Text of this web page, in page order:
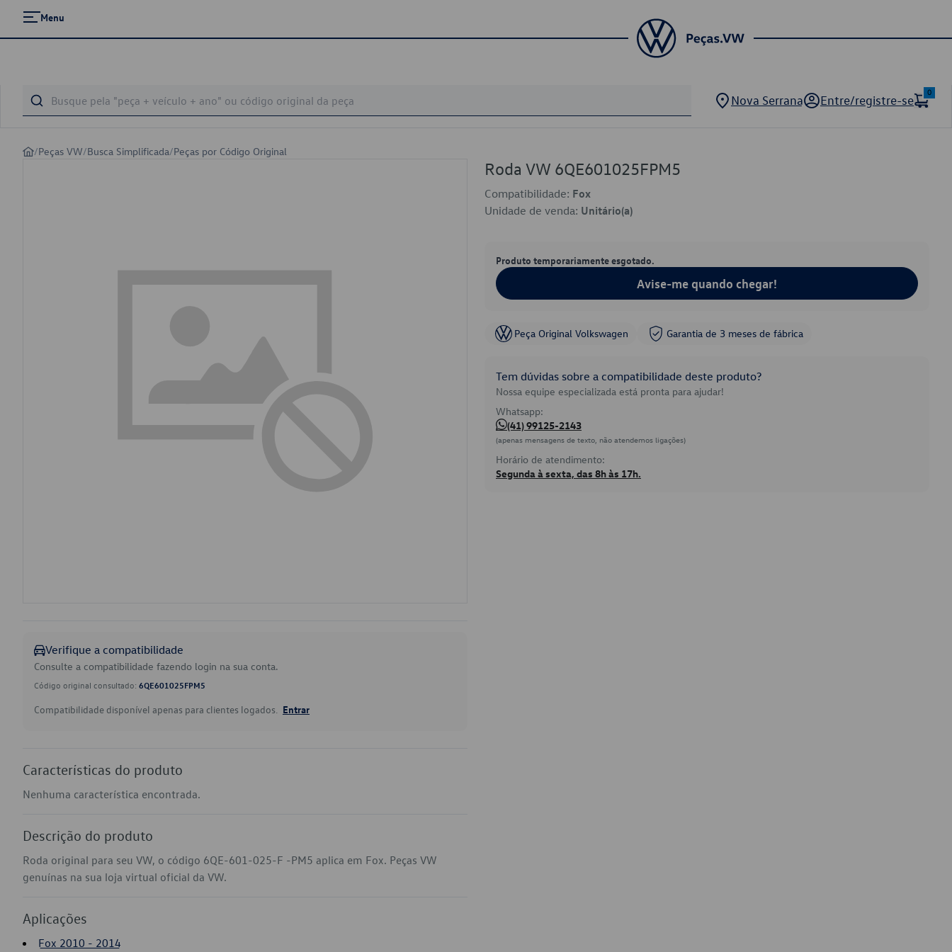
Menu
Nova Serrana Entre/registre-se
0
/Peças VW/Busca Simplificada/Peças por Código Original
Verifique a compatibilidade
Consulte a compatibilidade fazendo login na sua conta.
Código original consultado: 6QE601025FPM5
Compatibilidade disponível apenas para clientes logados. Entrar
Características do produto
Nenhuma característica encontrada.
Descrição do produto
Roda original para seu VW, o código 6QE-601-025-F -PM5 aplica em Fox. Peças VW
genuínas na sua loja virtual oficial da VW.
Aplicações
Fox 2010 - 2014
Roda VW 6QE601025FPM5
Compatibilidade: Fox
Unidade de venda: Unitário(a)
Produto temporariamente esgotado.
Avise-me quando chegar!
Peça Original Volkswagen Garantia de 3 meses de fábrica
Tem dúvidas sobre a compatibilidade deste produto?
Nossa equipe especializada está pronta para ajudar!
Whatsapp:
(41) 99125-2143
(apenas mensagens de texto, não atendemos ligações)
Horário de atendimento:
Segunda à sexta, das 8h às 17h.